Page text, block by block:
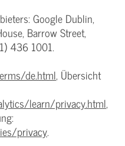
Google Dublin,
Barrow Street,
436 1001.
de.html, Übersicht
learn/privacy.html,
privacy.